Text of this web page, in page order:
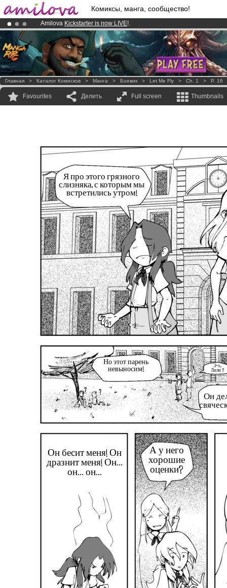
Комиксы, манга, сообщество!
Amilova Kickstarter is now LIVE!.
Premium membership from3.95 eurosper month !Get membership
Already 100000membersand 1000 comics & mangas!.
Главная > Каталог Комисков > Манга > Боевик > Let Me Fly > Ch. 1 > P. 16
Favourites Делить Full screen Thumbnails
Я про этого грязного
слизняка, с которым мы
встретились утром!
Но этот парень
невыносим!
Э-э...
Лили ?
Он
Он бесит меня! Он
дразнит меня! Он...
он... он...
А у него
хорошие
оценки?